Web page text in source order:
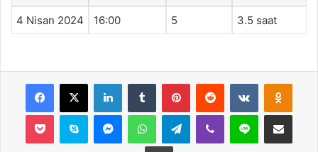
4 Nisan 2024 16:00 5 3.5 saat
Facebook
X LinkedInTumblr PinterestReddit VKontakte
Pocket Skype MessengerWhatsAppTelegramViber Line E-Posta ile
Yazdır